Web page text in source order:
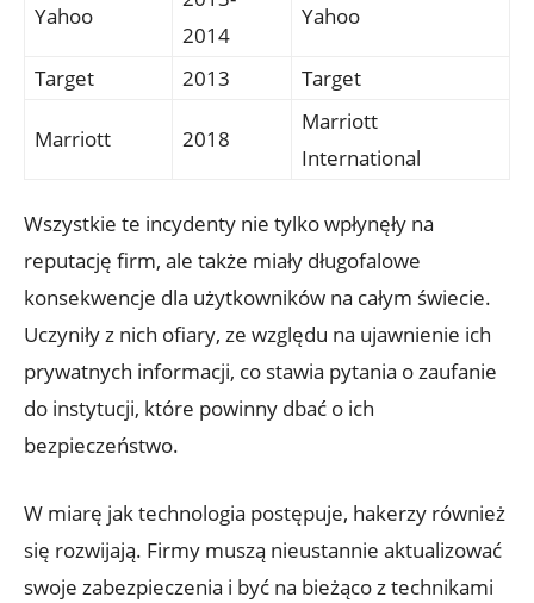
Yahoo
2014
Yahoo
Target 2013 Target
Marriott 2018
Marriott
International
Wszystkie te incydenty nie tylko wpłynęły⁢ na
reputację ⁣firm, ale także⁢ miały długofalowe
konsekwencje dla ⁢użytkowników na całym świecie.
Uczyniły z nich ofiary, ze względu ⁤na ujawnienie ich
prywatnych ⁤informacji,‍ co stawia pytania o zaufanie
do ⁢instytucji, które powinny dbać o ⁤ich
⁣bezpieczeństwo.
W‌ miarę jak technologia​ postępuje, hakerzy‌ również⁤
się rozwijają. Firmy ⁢muszą nieustannie aktualizować
swoje zabezpieczenia​ i ⁤być na bieżąco ⁢z⁢ technikami